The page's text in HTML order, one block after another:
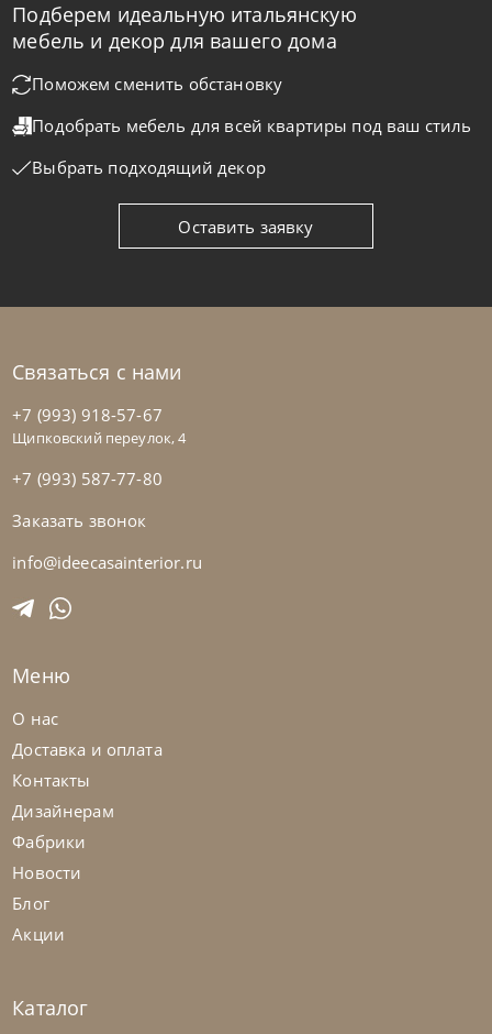
от
-40% до 08.31
Nicolettihome
На заказ 45-90 дн +2 в наличии
+280 +100
Nicolettihome
Диван Soul
Nicolettihome
Подберем идеальную итальянскую
мебель и декор для вашего дома
Поможем сменить обстановку
Подобрать мебель для всей квартиры под ваш стиль
Выбрать подходящий декор
Оставить заявку
Связаться с нами
+7 (993) 918-57-67
Щипковский переулок, 4
+7 (993) 587-77-80
Заказать звонок
info@ideecasainterior.ru
Меню
О нас
Доставка и оплата
Контакты
Дизайнерам
Фабрики
Новости
Блог
Акции
Каталог